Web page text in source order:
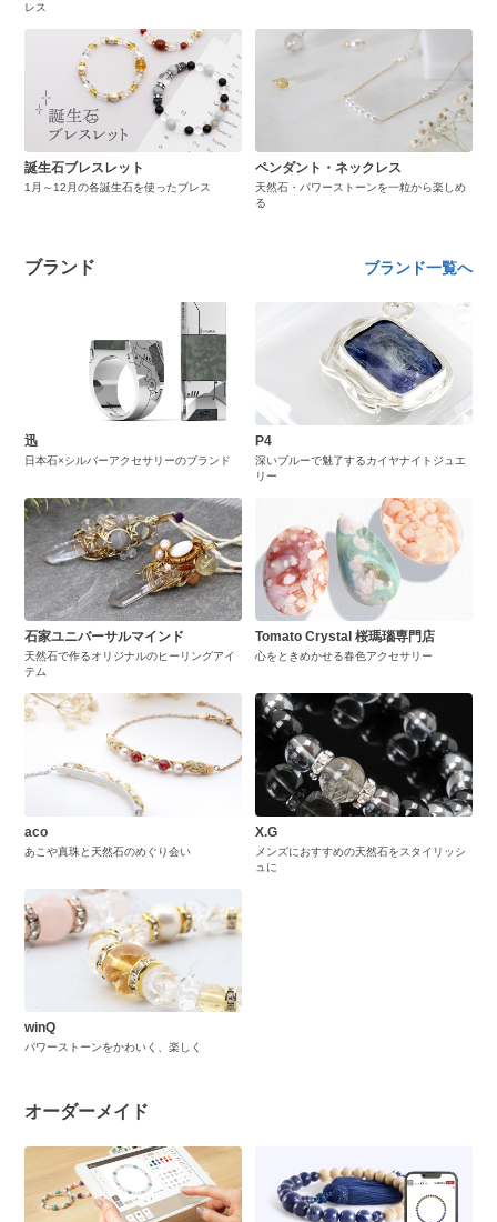
レス
誕生石ブレスレット
1月～12月の各誕生石を使ったブレス
ペンダント・ネックレス
天然石・パワーストーンを一粒から楽しめ
る
ブランド ブランド一覧へ
迅
日本石×シルバーアクセサリーのブランド
P4
深いブルーで魅了するカイヤナイトジュエ
リー
石家ユニバーサルマインド
天然石で作るオリジナルのヒーリングアイ
テム
Tomato Crystal 桜瑪瑙専門店
心をときめかせる春色アクセサリー
aco
あこや真珠と天然石のめぐり会い
X.G
メンズにおすすめの天然石をスタイリッシ
ュに
winQ
パワーストーンをかわいく、楽しく
オーダーメイド